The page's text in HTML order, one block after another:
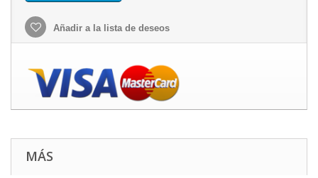
Añadir a la lista de deseos
MÁS